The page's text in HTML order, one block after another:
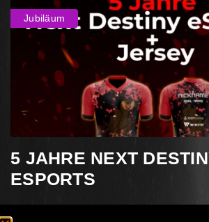
Jubiläum
5 JAHRE NEXT
ESPORTS